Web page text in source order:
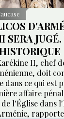
SERA JUGÉ.
II, chef
doit
dans ce qui est
affaire
l'Église dans
rapporte